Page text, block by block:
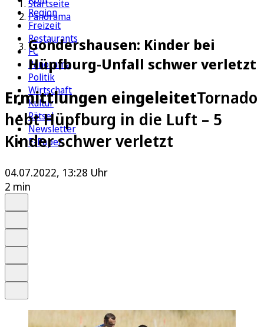
Region
Freizeit
Restaurants
FC
Panorama
Politik
Wirtschaft
Kultur
Rätsel
Newsletter
E-Paper
Startseite
Panorama
Gondershausen: Kinder bei
Hüpfburg-Unfall schwer verletzt
Ermittlungen eingeleitetTornado
hebt Hüpfburg in die Luft – 5
Kinder schwer verletzt
04.07.2022, 13:28 Uhr
2 min